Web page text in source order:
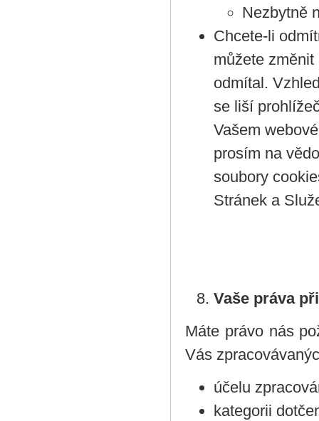
Nezbytně
Chcete-li
můžete
odmítal.
se liší
Vašem
prosím na
soubory
Stránek a
Vaše práva
Máte právo nás
Vás
účelu
kategorii